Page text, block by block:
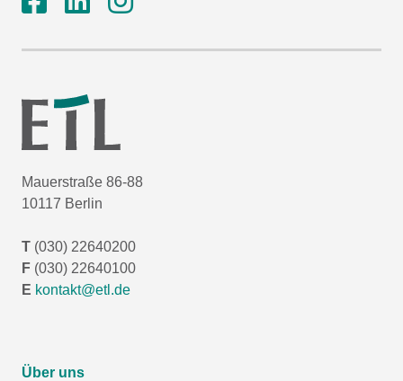
Mauerstraße 86-88
10117 Berlin
T (030) 22640200
F (030) 22640100
E kontakt@etl.de
Über uns